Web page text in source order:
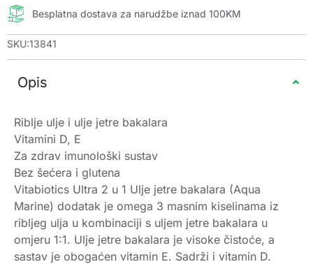
Besplatna dostava za narudžbe iznad 100KM
SKU:13841
Opis
Riblje ulje i ulje jetre bakalara
Vitamini D, E
Za zdrav imunološki sustav
Bez šećera i glutena
Vitabiotics Ultra 2 u 1 Ulje jetre bakalara (Aqua
Marine) dodatak je omega 3 masnim kiselinama iz
ribljeg ulja u kombinaciji s uljem jetre bakalara u
omjeru 1:1. Ulje jetre bakalara je visoke čistoće, a
sastav je obogaćen vitamin E. Sadrži i vitamin D.